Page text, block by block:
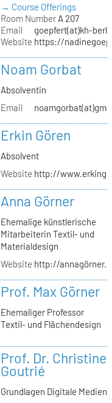
→ Course Offerings
Room NumberA 207
Email
goepfert(at)kh-
Website https://
Noam Gorbat
Absolventin
Email
Erkin Gören
Absolvent
Website http://
Anna Görner
Ehemalige künstlerische
Mitarbeiterin Textil- und
Materialdesign
Website http://
Prof. Max Görner
Ehemaliger Professor
Textil- und Flächendesign
Prof. Dr. Christine
Goutrié
Grundlagen Digitale Medien